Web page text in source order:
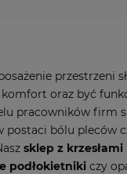
przestrzeni
oraz być
pracowników firm
bólu pleców
sklep z
podłokietniki czy